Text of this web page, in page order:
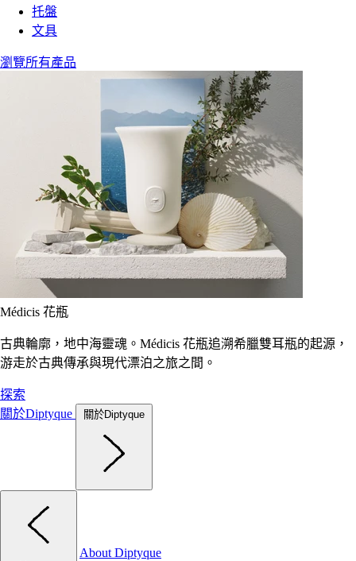
托盤
文具
瀏覽所有產品
Médicis 花瓶
古典輪廓，地中海靈魂。Médicis 花瓶追溯希臘雙耳瓶的起源，
游走於古典傳承與現代漂泊之旅之間。
探索
關於Diptyque
關於Diptyque
About Diptyque